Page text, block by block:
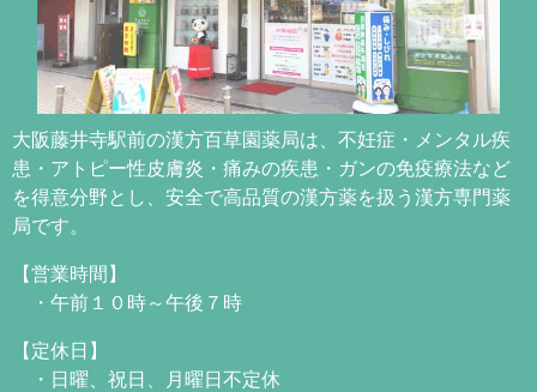
大阪藤井寺駅前の漢方百草園薬局は、不妊症・メンタル疾
患・アトピー性皮膚炎・痛みの疾患・ガンの免疫療法など
を得意分野とし、安全で高品質の漢方薬を扱う漢方専門薬
局です。
【営業時間】
・午前１０時～午後７時
【定休日】
・日曜、祝日、月曜日不定休